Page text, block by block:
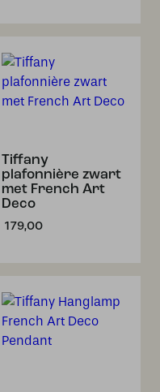
Tiffany
plafonnière zwart
met French Art
Deco
179,00